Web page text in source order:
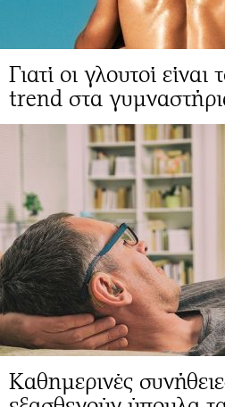
Γιατί οι γλουτοί
trend στα
Καθημερινές